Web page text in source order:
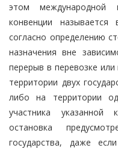
этом международной
конвенции называется
согласно определению
назначения вне
перерыв в перевозке
территории двух
либо на территории
участника указанной
остановка
государства, даже